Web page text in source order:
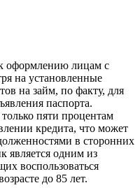
оформлению лицам с
на установленные
на займ, по факту, для
паспорта.
пяти процентам
кредита, что может
в сторонних
является одним из
воспользоваться
до 85 лет.